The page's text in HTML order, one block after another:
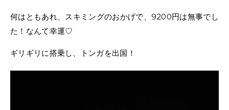
何はともあれ、スキミングのおかげで、9200円は無事でし
た！なんて幸運♡
ギリギリに搭乗し、トンガを出国！